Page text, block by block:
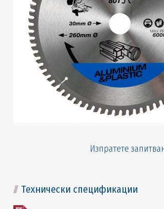
Изпратете
Технически спецификации